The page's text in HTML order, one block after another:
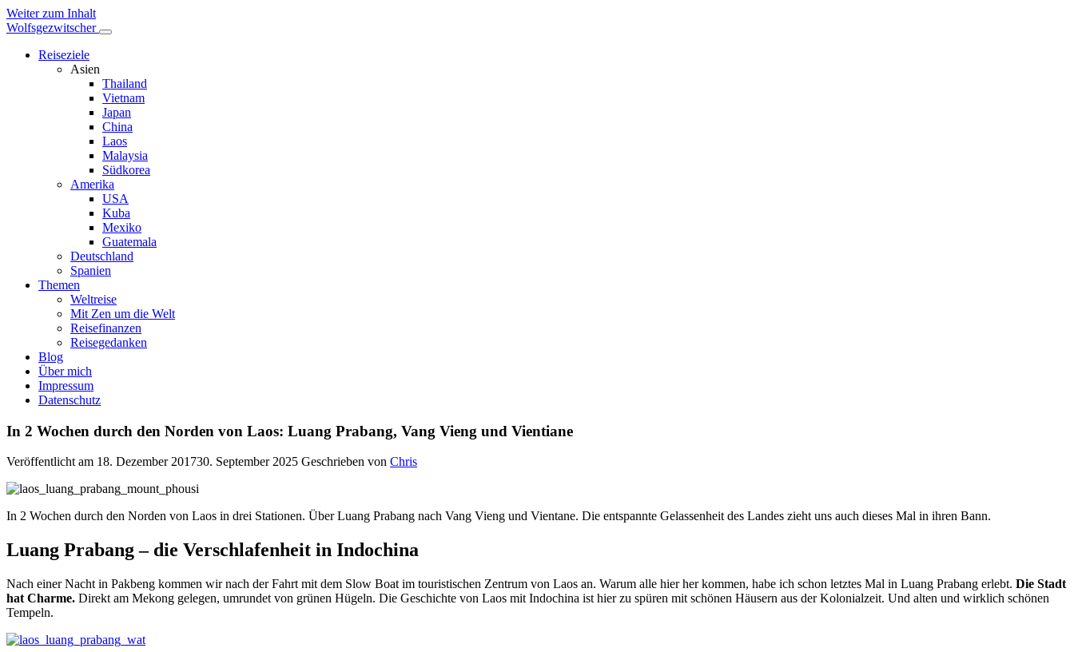
Weiter zum Inhalt
Wolfsgezwitscher
Reiseziele
Asien
Thailand
Vietnam
Japan
China
Laos
Malaysia
Südkorea
Amerika
USA
Kuba
Mexiko
Guatemala
Deutschland
Spanien
Themen
Weltreise
Mit Zen um die Welt
Reisefinanzen
Reisegedanken
Blog
Über mich
Impressum
Datenschutz
In 2 Wochen durch den Norden von Laos: Luang Prabang, Vang Vieng und Vientiane
Veröffentlicht am 18. Dezember 201730. September 2025 Geschrieben von Chris
In 2 Wochen durch den Norden von Laos in drei Stationen. Über Luang Prabang nach Vang Vieng und Vientane. Die entspannte Gelassenheit des Landes zieht uns auch dieses Mal in ihren Bann.
Luang Prabang – die Verschlafenheit in Indochina
Nach einer Nacht in Pakbeng kommen wir nach der Fahrt mit dem Slow Boat im touristischen Zentrum von Laos an. Warum alle hier her kommen, habe ich schon letztes Mal in Luang Prabang erlebt. Die Stadt
hat Charme. Direkt am Mekong gelegen, umrundet von grünen Hügeln. Die Geschichte von Laos mit Indochina ist hier zu spüren mit schönen Häusern aus der Kolonialzeit. Und alten und wirklich schönen
Tempeln.